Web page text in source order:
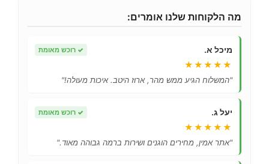
מה הלקוחות שלנו אומרים:
מיכל א. ✓ רוכש מאומת
★★★★★
"המשלוח הגיע ממש מהר, ארוז היטב. איכות מעולה!"
יעל ג. ✓ רוכש מאומת
★★★★★
"אתר אמין, מחירים הוגנים ושירות ברמה גבוהה מאוד."